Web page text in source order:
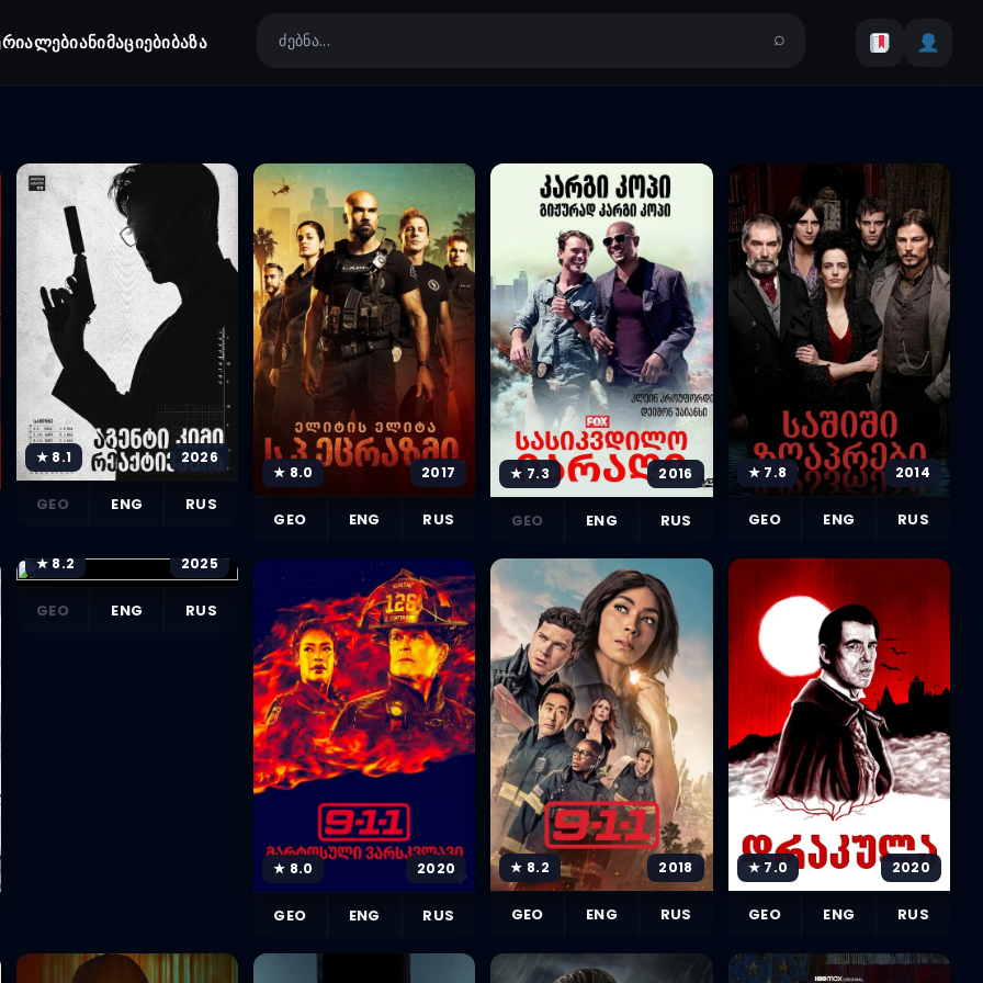
ანიმაციებიბაზა
★ 8.1 2026
GEO ENG RUS
★ 8.0 2017
GEO ENG RUS
★ 7.3 2016
GEO ENG RUS
★ 7.8 2014
GEO ENG RUS
★ 8.2 2025
GEO ENG RUS
★ 8.0 2020
GEO ENG RUS
★ 8.2 2018
GEO ENG RUS
★ 7.0 2020
GEO ENG RUS